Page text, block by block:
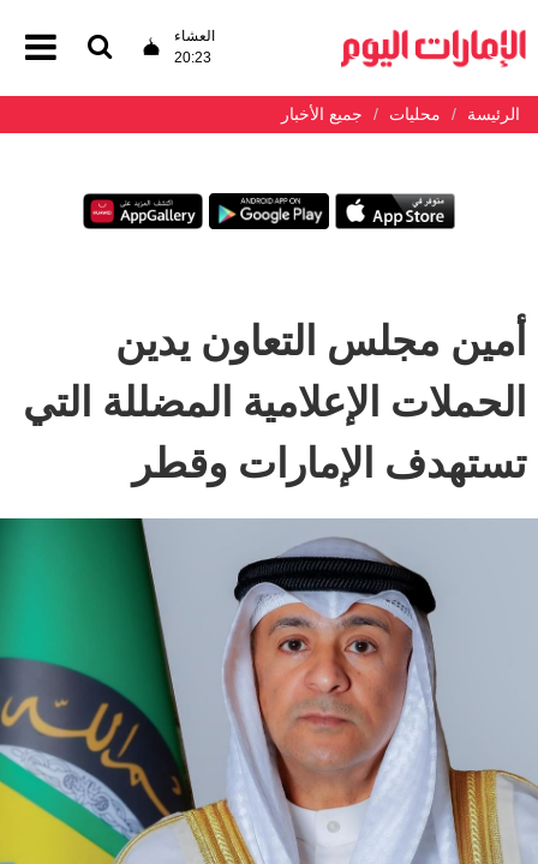
العشاء
20:23
الرئيسة محليات جميع الأخبار
أمين مجلس التعاون يدين
الحملات الإعلامية المضللة التي
تستهدف الإمارات وقطر